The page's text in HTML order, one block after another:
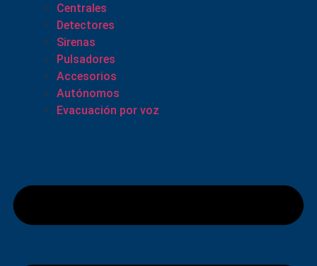
Centrales
Detectores
Sirenas
Pulsadores
Accesorios
Autónomos
Evacuación por voz